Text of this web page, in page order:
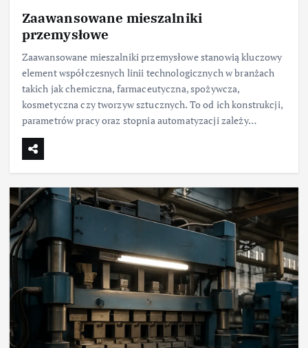
Zaawansowane mieszalniki
przemysłowe
Zaawansowane mieszalniki przemysłowe stanowią kluczowy
element współczesnych linii technologicznych w branżach
takich jak chemiczna, farmaceutyczna, spożywcza,
kosmetyczna czy tworzyw sztucznych. To od ich konstrukcji,
parametrów pracy oraz stopnia automatyzacji zależy…